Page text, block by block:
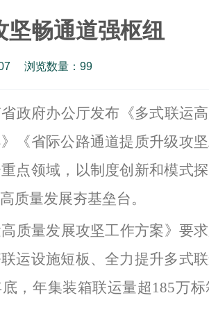
畅通道强枢纽
浏览数量： 99
政府办公厅发布《多式联运
《省际公路通道提质升级攻
点领域，以制度创新和模式
质量发展夯基垒台。
高质量发展攻坚工作方案》要
运设施短板、全力提升多式
，年集装箱联运量超 185万